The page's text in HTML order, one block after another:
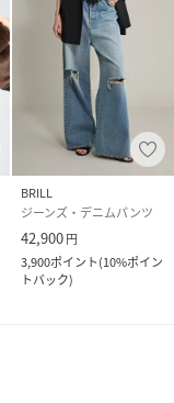
BRILL
ジーンズ・デニムパンツ
42,900円
3,900ポイント(10%ポイン
トバック)